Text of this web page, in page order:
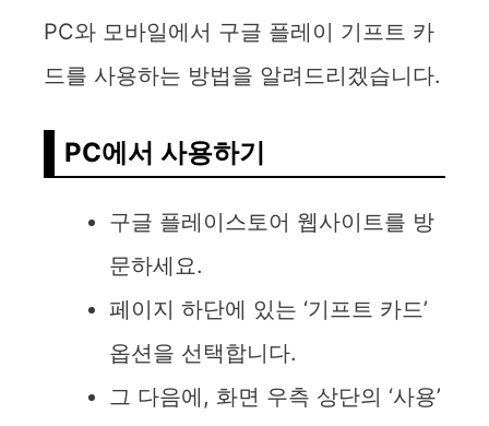
PC와 모바일에서 구글 플레이 기프트 카
드를 사용하는 방법을 알려드리겠습니다.
PC에서 사용하기
구글 플레이스토어 웹사이트를 방
문하세요.
페이지 하단에 있는 ‘기프트 카드’
옵션을 선택합니다.
그 다음에, 화면 우측 상단의 ‘사용’